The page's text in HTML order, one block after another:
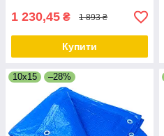
1 230,45 ₴ 1 893 ₴
Купити
10x15 –28%